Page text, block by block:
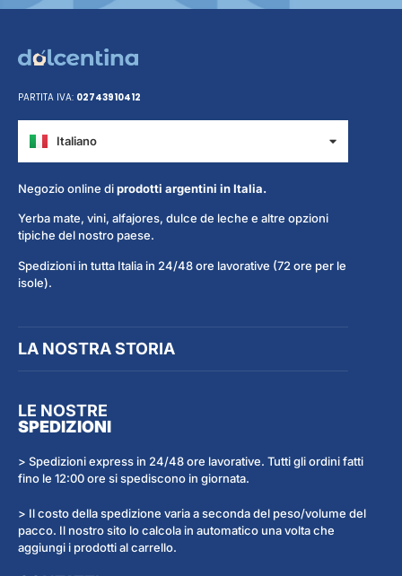
PARTITA IVA: 02743910412
Italiano
Español
Negozio online diprodotti argentini in Italia.
Yerba mate, vini, alfajores, dulce de leche e altre opzioni
tipiche del nostro paese.
Spedizioni in tutta Italia in 24/48 ore lavorative (72 ore per le
isole).
LA NOSTRA STORIA
LE NOSTRE
SPEDIZIONI
> Spedizioni express in 24/48 ore lavorative. Tutti gli ordini fatti
fino le 12:00 ore si spediscono in giornata.
> Il costo della spedizione varia a seconda del peso/volume del
pacco. Il nostro sito lo calcola in automatico una volta che
aggiungi i prodotti al carrello.